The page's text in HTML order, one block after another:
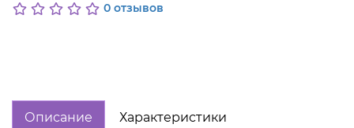
0 отзывов
Описание Характеристики